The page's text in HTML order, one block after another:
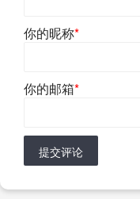
你的昵称*
你的邮箱*
提交评论